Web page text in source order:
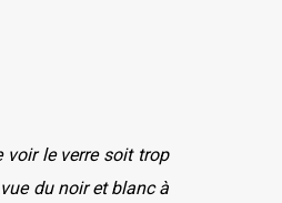
voir le verre soit trop
du noir et blanc à